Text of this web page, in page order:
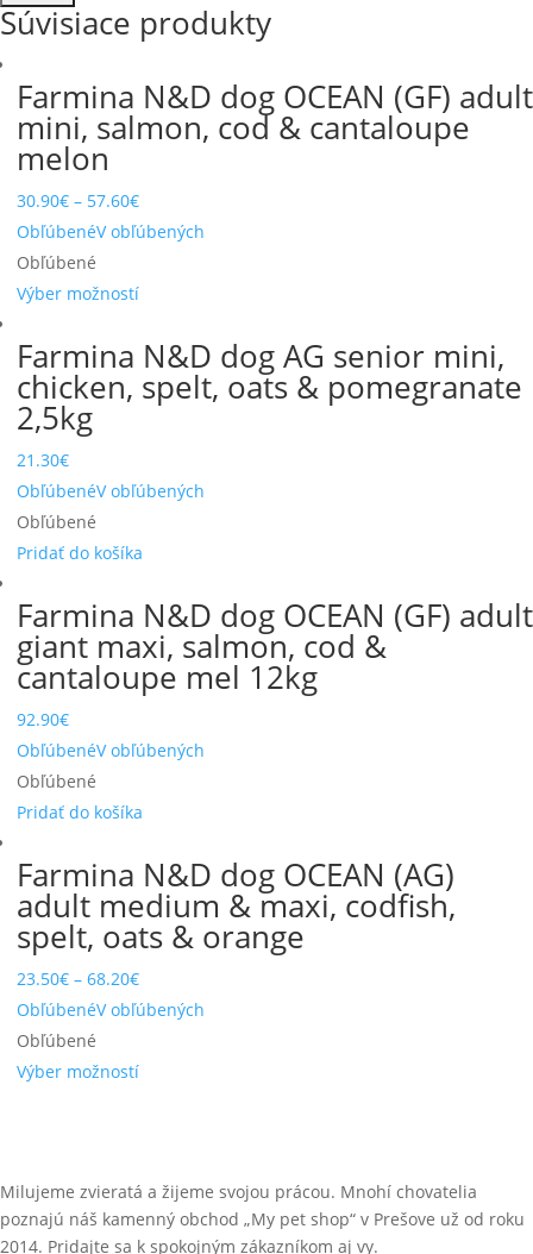
Súvisiace produkty
Farmina N&D dog OCEAN (GF) adult
mini, salmon, cod & cantaloupe
melon
30.90€ – 57.60€
ObľúbenéV obľúbených
Obľúbené
Výber možností
Farmina N&D dog AG senior mini,
chicken, spelt, oats & pomegranate
2,5kg
21.30€
ObľúbenéV obľúbených
Obľúbené
Pridať do košíka
Farmina N&D dog OCEAN (GF) adult
giant maxi, salmon, cod &
cantaloupe mel 12kg
92.90€
ObľúbenéV obľúbených
Obľúbené
Pridať do košíka
Farmina N&D dog OCEAN (AG)
adult medium & maxi, codfish,
spelt, oats & orange
23.50€ – 68.20€
ObľúbenéV obľúbených
Obľúbené
Výber možností
Milujeme zvieratá a žijeme svojou prácou. Mnohí chovatelia
poznajú náš kamenný obchod „My pet shop“ v Prešove už od roku
2014. Pridajte sa k spokojným zákazníkom aj vy.